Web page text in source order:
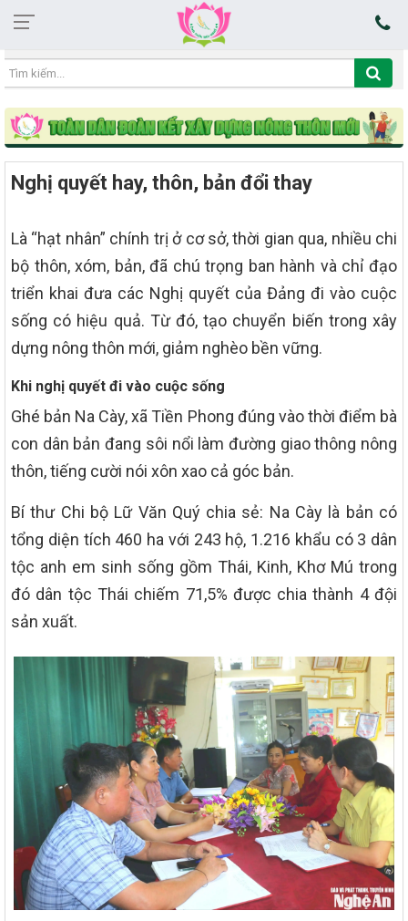
18:48:12 06/08/2026
Nghị quyết hay, thôn, bản đổi thay
Là “hạt nhân” chính trị ở cơ sở, thời gian qua, nhiều chi
bộ thôn, xóm, bản, đã chú trọng ban hành và chỉ đạo
triển khai đưa các Nghị quyết của Đảng đi vào cuộc
sống có hiệu quả. Từ đó, tạo chuyển biến trong xây
dựng nông thôn mới, giảm nghèo bền vững.
Khi nghị quyết đi vào cuộc sống
Ghé bản Na Cày, xã Tiền Phong đúng vào thời điểm bà
con dân bản đang sôi nổi làm đường giao thông nông
thôn, tiếng cười nói xôn xao cả góc bản.
Bí thư Chi bộ Lữ Văn Quý chia sẻ: Na Cày là bản có
tổng diện tích 460 ha với 243 hộ, 1.216 khẩu có 3 dân
tộc anh em sinh sống gồm Thái, Kinh, Khơ Mú trong
đó dân tộc Thái chiếm 71,5% được chia thành 4 đội
sản xuất.